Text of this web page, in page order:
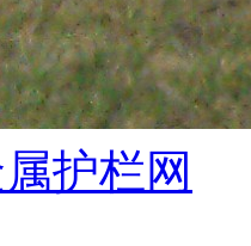
护栏网